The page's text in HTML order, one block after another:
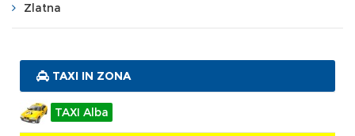
Zlatna
TAXI IN ZONA
TAXI Alba